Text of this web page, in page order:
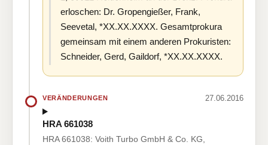
erloschen: Dr. Gropengießer, Frank,
Seevetal, *XX.XX.XXXX. Gesamtprokura
gemeinsam mit einem anderen Prokuristen:
Schneider, Gerd, Gaildorf, *XX.XX.XXXX.
VERÄNDERUNGEN 27.06.2016
HRA 661038
HRA 661038: Voith Turbo GmbH & Co. KG,